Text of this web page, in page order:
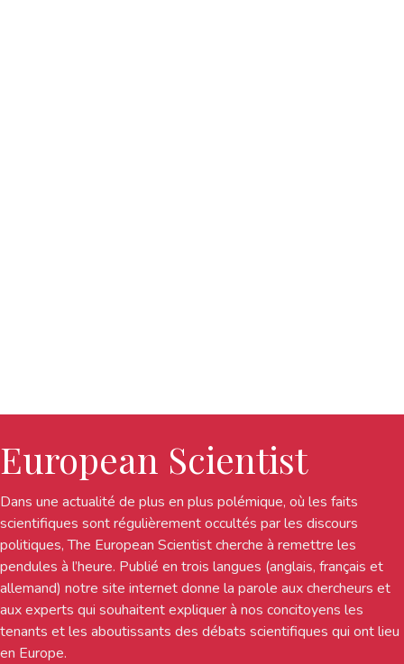
European Scientist
Dans une actualité de plus en plus polémique, où les faits
scientifiques sont régulièrement occultés par les discours
politiques, The European Scientist cherche à remettre les
pendules à l’heure. Publié en trois langues (anglais, français et
allemand) notre site internet donne la parole aux chercheurs et
aux experts qui souhaitent expliquer à nos concitoyens les
tenants et les aboutissants des débats scientifiques qui ont lieu
en Europe.